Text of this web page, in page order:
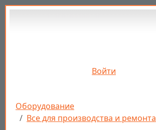
Перейти к основному содержанию
Войти
Строка навигации
Оборудование
Все для производства и ремонта